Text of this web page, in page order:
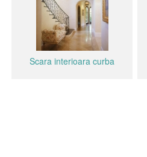
Scara interioara curba